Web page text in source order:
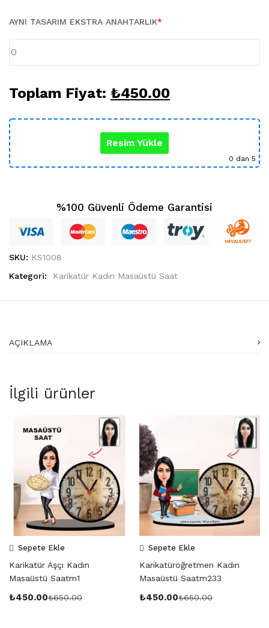
KUPA BARDAK (5)
Öğretmenler Günü (5)
AYNI TASARIM EKSTRA ANAHTARLIK*
Toplam Fiyat: ₺450.00
Resim Yükle
0 dan 5
%100 Güvenli Ödeme Garantisi
SKU: KS1008
Kategori:
Karikatür Kadın Masaüstü Saat
AÇIKLAMA
İlgili ürünler
Sepete Ekle
Karikatür Aşçı Kadın
Masaüstü Saatm1
₺450.00₺650.00
Sepete Ekle
Karikatüröğretmen Kadın
Masaüstü Saatm233
₺450.00₺650.00